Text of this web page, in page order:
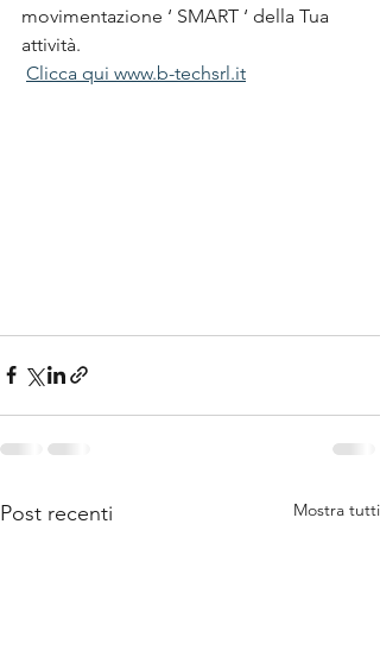
movimentazione ‘ SMART ‘ della Tua
attività.
Clicca qui www.b-techsrl.it
Post recenti Mostra tutti